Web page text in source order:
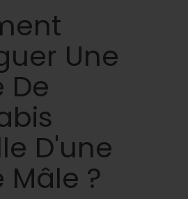
Une
De
D'une
Mâle ?